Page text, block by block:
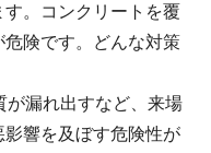
。コンクリートを覆
険です。どんな対策
漏れ出すなど、来場
響を及ぼす危険性が